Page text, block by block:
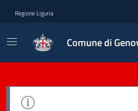
Regione Liguria
Comune di